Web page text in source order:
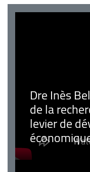
Dre Inès
de la
levier de